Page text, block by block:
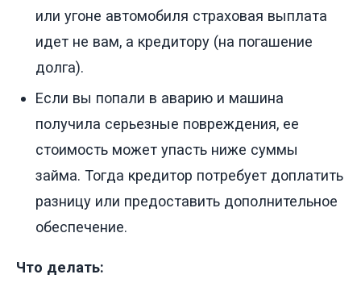
или угоне автомобиля страховая выплата
идет не вам, а кредитору (на погашение
долга).
Если вы попали в аварию и машина
получила серьезные повреждения, ее
стоимость может упасть ниже суммы
займа. Тогда кредитор потребует доплатить
разницу или предоставить дополнительное
обеспечение.
Что делать: